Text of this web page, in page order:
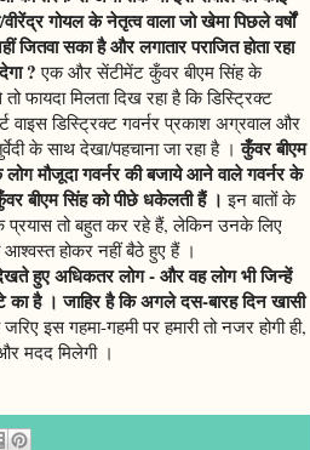
गोयल के नेतृत्व वाला जो खेमा पिछले वर्षों
सका है और लगातार पराजित होता रहा
? एक और सेंटीमेंट कुँवर बीएम सिंह के
फायदा मिलता दिख रहा है कि डिस्ट्रिक्ट
डिस्ट्रिक्ट गवर्नर प्रकाश अग्रवाल और
के साथ देखा/पहचाना जा रहा है ।कुँवर बीएम
मौजूदा गवर्नर की बजाये आने वाले गवर्नर के
बीएम सिंह को पीछे धकेलती हैं । इन बातों के
प्रयास तो बहुत कर रहे हैं, लेकिन उनके लिए
आश्वस्त होकर नहीं बैठे हुए हैं ।
हुए अधिकतर लोग - और वह लोग भी जिन्हें
का है । जाहिर है कि अगले दस-बारह दिन खासी
इस गहमा-गहमी पर हमारी तो नजर होगी ही,
मदद मिलेगी ।